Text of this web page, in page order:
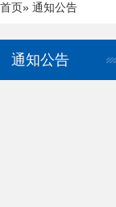
首页» 通知公告
通知公告